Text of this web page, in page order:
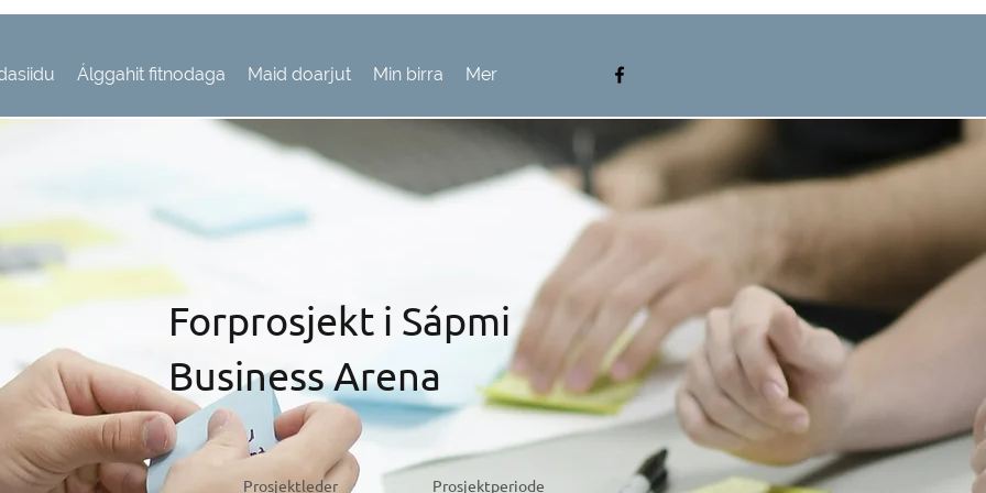
Álggahit fitnodaga Maid doarjut Min birra Mer
Forprosjekt i Sápmi
Business Arena
Prosjektleder Prosjektperiode